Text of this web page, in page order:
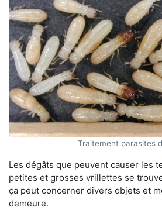
Traitement parasites
Les dégâts que peuvent causer les
petites et grosses vrillettes se
ça peut concerner divers objets et
demeure.